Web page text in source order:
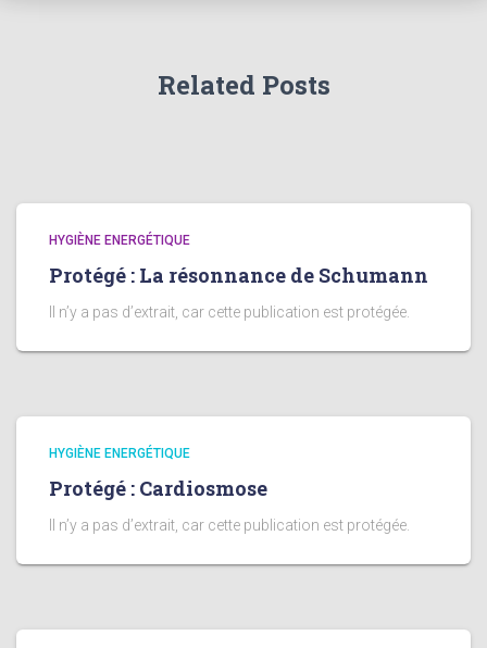
Related Posts
HYGIÈNE ENERGÉTIQUE
Protégé : La résonnance de Schumann
Il n’y a pas d’extrait, car cette publication est protégée.
HYGIÈNE ENERGÉTIQUE
Protégé : Cardiosmose
Il n’y a pas d’extrait, car cette publication est protégée.